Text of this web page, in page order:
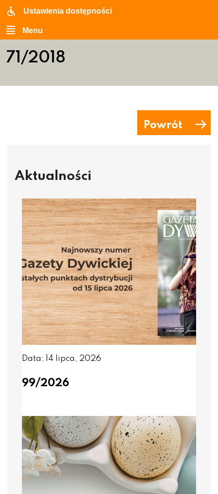
Ustawienia dostępności
Menu
71/2018
Powrót
Aktualności
Data: 14 lipca, 2026
99/2026